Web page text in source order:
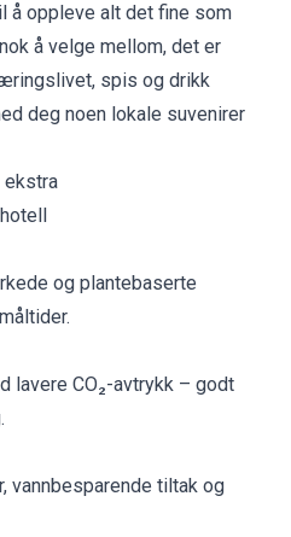
å oppleve alt det fine som
å velge mellom, det er
spis og drikk
deg noen lokale suvenirer
ekstra
og plantebaserte
lavere CO₂-avtrykk – godt
vannbesparende tiltak og